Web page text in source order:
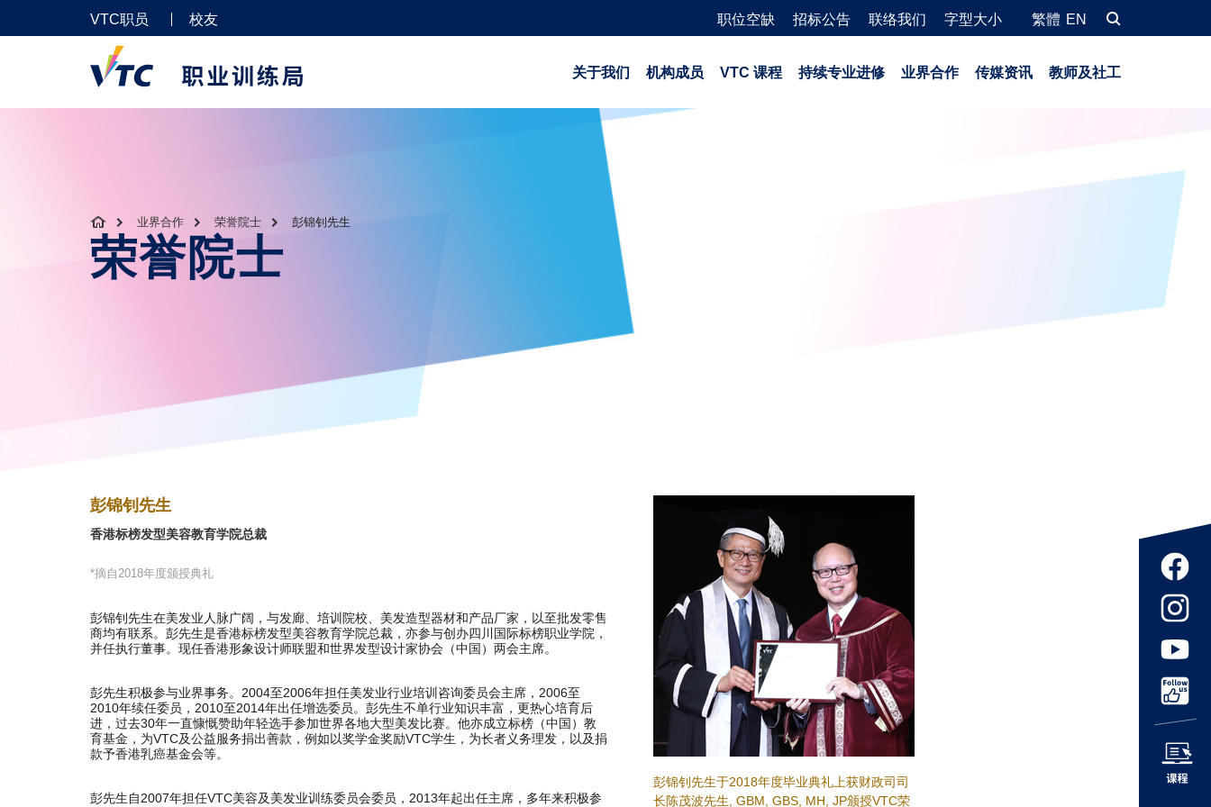
VTC职员 校友 职位空缺 招标公告 联络我们 字型大小 繁體 EN
关于我们 机构成员 VTC 课程 持续专业进修 业界合作 传媒资讯 教师及社工
业界合作 荣誉院士 彭锦钊先生
荣誉院士
彭锦钊先生
香港标榜发型美容教育学院总裁
*摘自2018年度颁授典礼
彭锦钊先生于2018年度毕业典礼上获财政司司
长陈茂波先生, GBM, GBS, MH, JP颁授VTC荣
彭锦钊先生在美发业人脉广阔，与发廊、培训院校、美发造型器材和产品厂家，以至批发零售
商均有联系。彭先生是香港标榜发型美容教育学院总裁，亦参与创办四川国际标榜职业学院，
并任执行董事。现任香港形象设计师联盟和世界发型设计家协会（中国）两会主席。
彭先生积极参与业界事务。2004至2006年担任美发业行业培训咨询委员会主席，2006至
2010年续任委员，2010至2014年出任增选委员。彭先生不单行业知识丰富，更热心培育后
进，过去30年一直慷慨赞助年轻选手参加世界各地大型美发比赛。他亦成立标榜（中国）教
育基金，为VTC及公益服务捐出善款，例如以奖学金奖励VTC学生，为长者义务理发，以及捐
款予香港乳癌基金会等。
彭先生自2007年担任VTC美容及美发业训练委员会委员，2013年起出任主席，多年来积极参